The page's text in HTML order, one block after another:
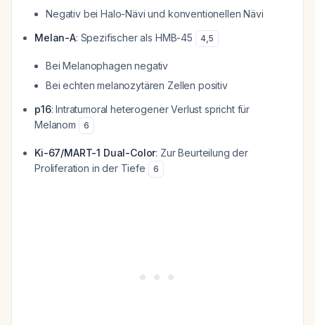
Negativ bei Halo-Nävi und konventionellen Nävi
Melan-A: Spezifischer als HMB-45 4,5
Bei Melanophagen negativ
Bei echten melanozytären Zellen positiv
p16: Intratumoral heterogener Verlust spricht für
Melanom
6
Ki-67/MART-1 Dual-Color: Zur Beurteilung der
Proliferation in der Tiefe
6